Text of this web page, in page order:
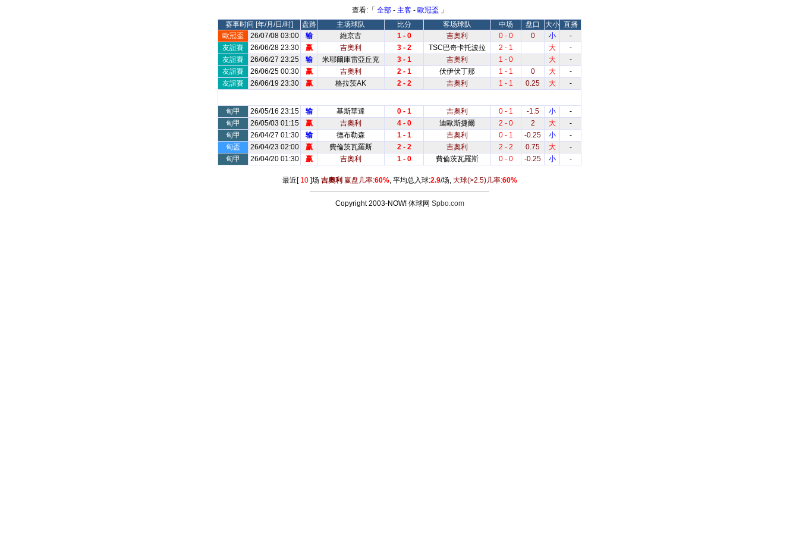
查看:「 全部- 主客- 歐冠盃 」
赛事时间 [年/月/日/时]
盘路 主场球队 比分 客场球队 中场 盘口 大小 直播
歐冠盃
26/07/08 03:00 输 維京古 1 - 0 吉奧利 0 - 0 0 小
-
友誼賽
26/06/28 23:30 赢 吉奧利 3 - 2 TSC巴奇卡托波拉 2 - 1 大
-
友誼賽
26/06/27 23:25 输 米耶爾庫雷亞丘克 3 - 1 吉奧利 1 - 0 大
-
友誼賽
26/06/25 00:30 赢 吉奧利 2 - 1 伏伊伏丁那 1 - 1 0 大
-
友誼賽
26/06/19 23:30 赢 格拉茨AK 2 - 2 吉奧利 1 - 1 0.25 大 -
匈甲 26/05/16 23:15 输 基斯華達 0 - 1 吉奧利 0 - 1 -1.5 小
-
匈甲
26/05/03 01:15 赢 吉奧利 4 - 0 迪歐斯捷爾 2 - 0 2 大
-
匈甲
26/04/27 01:30 输 德布勒森 1 - 1 吉奧利 0 - 1 -0.25 小
-
匈盃
26/04/23 02:00 赢 費倫茨瓦羅斯 2 - 2 吉奧利 2 - 2 0.75 大
-
匈甲
26/04/20 01:30 赢 吉奧利 1 - 0 費倫茨瓦羅斯 0 - 0 -0.25 小 -
最近[ 10]场 吉奧利 赢盘几率:60%, 平均总入球:2.9/场, 大球(>2.5)几率:60%
Copyright 2003-NOW! 体球网 Spbo.com